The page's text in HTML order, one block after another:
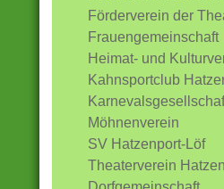
Förderverein der
Frauengemeinschaft
Heimat- und
Kahnsportclub
Möhnenverein
SV Hatzenport-Löf
Theaterverein